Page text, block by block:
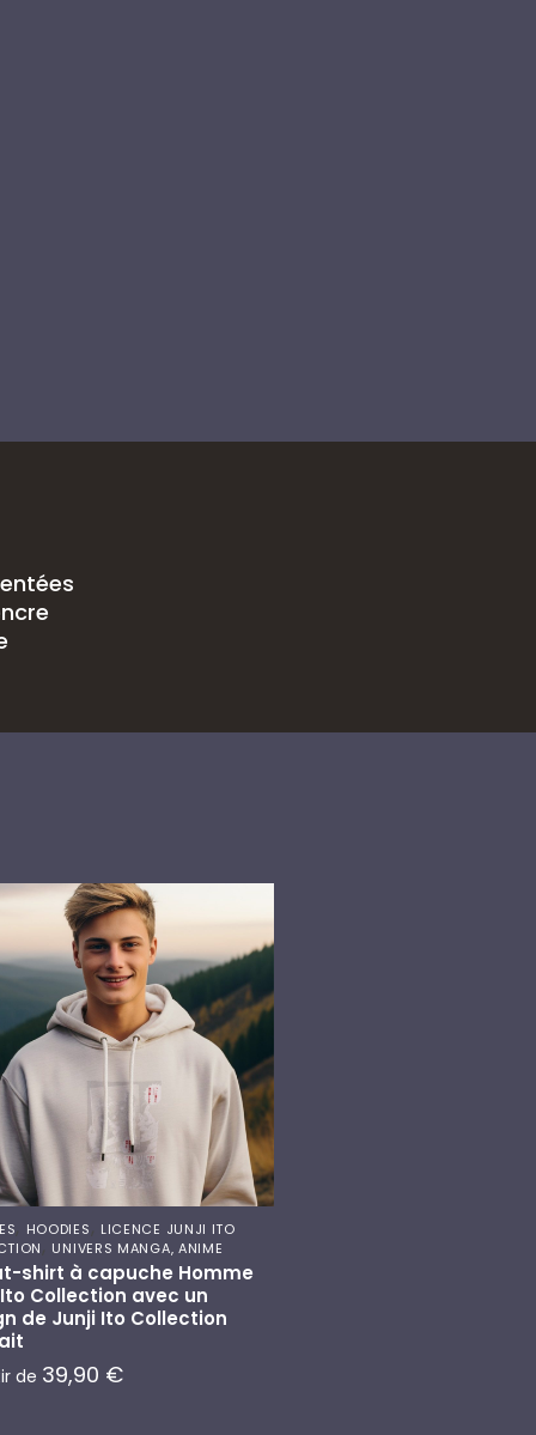
, HOODIES, LICENCE JUNJI ITO
, UNIVERS MANGA, ANIME
shirt à capuche Homme
Collection avec un
de Junji Ito Collection
de 39,90 €